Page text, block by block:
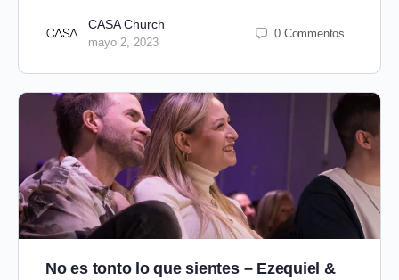
CASA Church
mayo 2, 2023
0 Commentos
No es tonto lo que sientes – Ezequiel &